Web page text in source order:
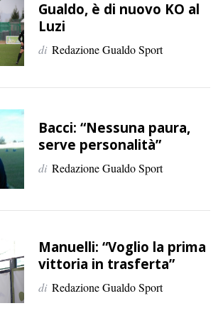
Gualdo, è di nuovo KO al
Luzi
di Redazione Gualdo Sport
Bacci: “Nessuna paura,
serve personalità”
di Redazione Gualdo Sport
Manuelli: “Voglio la prima
vittoria in trasferta”
di Redazione Gualdo Sport